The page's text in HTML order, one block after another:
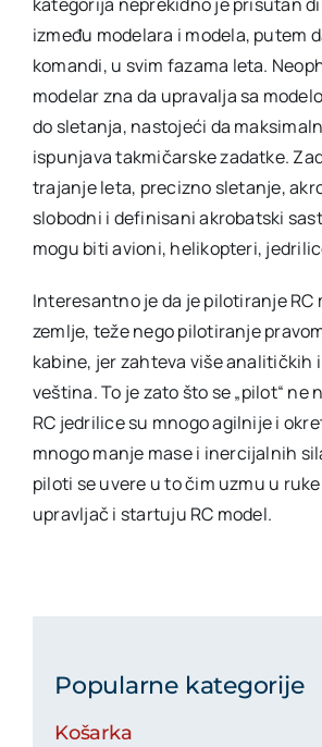
između modelara i modela, putem
komandi, u svim fazama leta.
modelar zna da upravalja sa
do sletanja, nastojeći da
ispunjava takmičarske zadatke.
trajanje leta, precizno sletanje,
slobodni i definisani akrobatski
mogu biti avioni, helikopteri,
Interesantno je da je pilotiranje RC
zemlje, teže nego pilotiranje
kabine, jer zahteva više analitičkih
veština. To je zato što se „pilot“ ne
RC jedrilice su mnogo agilnije i
mnogo manje mase i inercijalnih
piloti se uvere u to čim uzmu u
upravljač i startuju RC model.
Popularne kategorije
Košarka